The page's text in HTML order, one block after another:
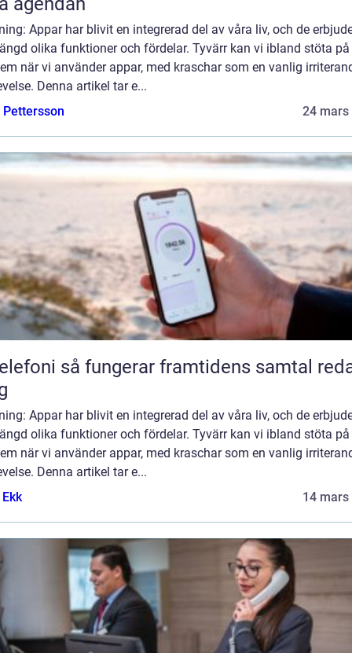
Appar har blivit en integrerad del av våra liv, och de
olika funktioner och fördelar. Tyvärr kan vi ibland stöta på
när vi använder appar, med kraschar som en vanlig
Denna artikel tar e...
24 mars
framtidens samtal redan
Appar har blivit en integrerad del av våra liv, och de
olika funktioner och fördelar. Tyvärr kan vi ibland stöta på
när vi använder appar, med kraschar som en vanlig
Denna artikel tar e...
14 mars